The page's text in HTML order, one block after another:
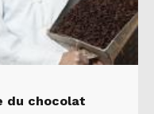
du chocolat